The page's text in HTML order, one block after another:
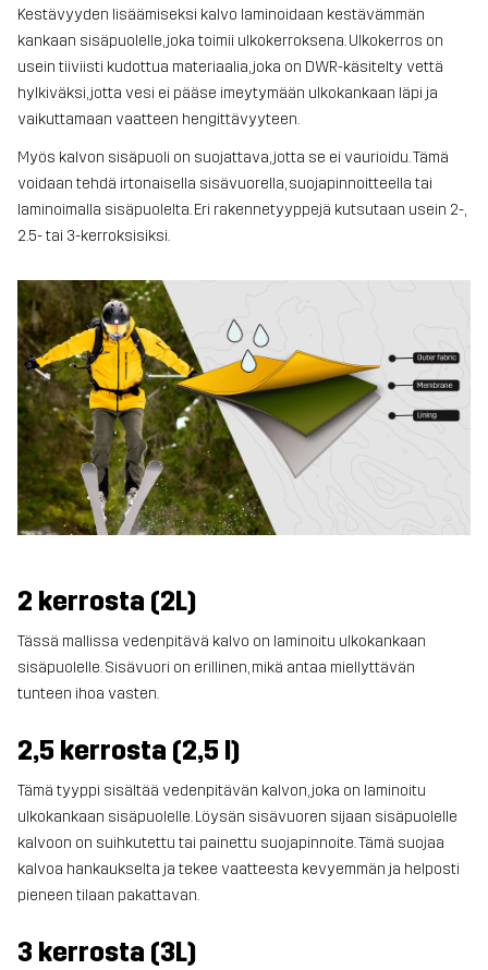
Kestävyyden lisäämiseksi kalvo laminoidaan kestävämmän
kankaan sisäpuolelle, joka toimii ulkokerroksena. Ulkokerros on
usein tiiviisti kudottua materiaalia, joka on DWR-käsitelty vettä
hylkiväksi, jotta vesi ei pääse imeytymään ulkokankaan läpi ja
vaikuttamaan vaatteen hengittävyyteen.
Myös kalvon sisäpuoli on suojattava, jotta se ei vaurioidu. Tämä
voidaan tehdä irtonaisella sisävuorella, suojapinnoitteella tai
laminoimalla sisäpuolelta. Eri rakennetyyppejä kutsutaan usein 2-,
2.5- tai 3-kerroksisiksi.
2 kerrosta (2L)
Tässä mallissa vedenpitävä kalvo on laminoitu ulkokankaan
sisäpuolelle. Sisävuori on erillinen, mikä antaa miellyttävän
tunteen ihoa vasten.
2,5 kerrosta (2,5 l)
Tämä tyyppi sisältää vedenpitävän kalvon, joka on laminoitu
ulkokankaan sisäpuolelle. Löysän sisävuoren sijaan sisäpuolelle
kalvoon on suihkutettu tai painettu suojapinnoite. Tämä suojaa
kalvoa hankaukselta ja tekee vaatteesta kevyemmän ja helposti
pieneen tilaan pakattavan.
3 kerrosta (3L)